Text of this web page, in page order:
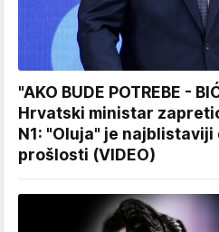
"AKO BUDE POTREBE -
Hrvatski ministar
N1: "Oluja" je
prošlosti (VIDEO)